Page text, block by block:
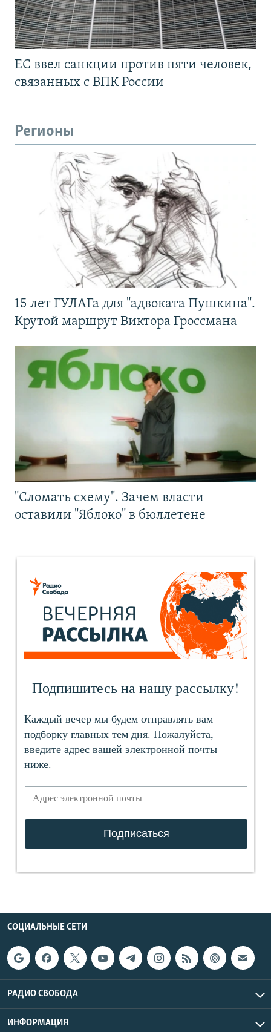
ЕС ввел санкции против пяти человек,
связанных с ВПК России
Регионы
15 лет ГУЛАГа для "адвоката Пушкина".
Крутой маршрут Виктора Гроссмана
"Сломать схему". Зачем власти
оставили "Яблоко" в бюллетене
СОЦИАЛЬНЫЕ СЕТИ
РАДИО СВОБОДА
ИНФОРМАЦИЯ